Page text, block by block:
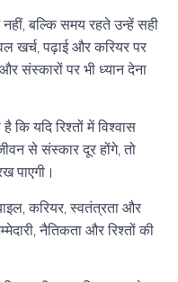
नहीं, बल्कि समय रहते उन्हें सही
खर्च, पढ़ाई और करियर पर
संस्कारों पर भी ध्यान देना
यदि रिश्तों में विश्वास
से संस्कार दूर होंगे, तो
पाएगी।
करियर, स्वतंत्रता और
नैतिकता और रिश्तों की